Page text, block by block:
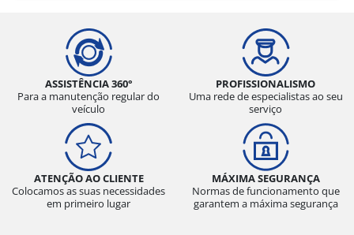
ASSISTÊNCIA 360°
Para a manutenção regular do
veículo
PROFISSIONALISMO
Uma rede de especialistas ao seu
serviço
ATENÇÃO AO CLIENTE
Colocamos as suas necessidades
em primeiro lugar
MÁXIMA SEGURANÇA
Normas de funcionamento que
garantem a máxima segurança